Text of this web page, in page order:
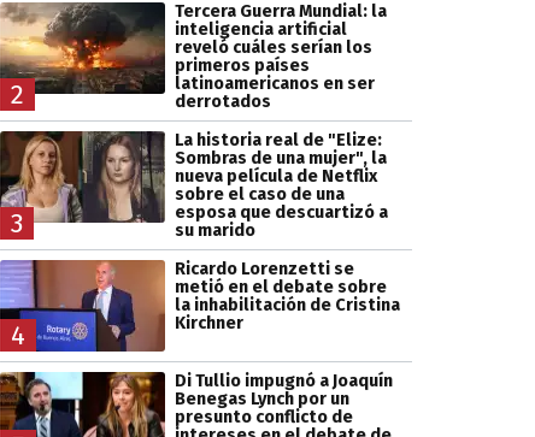
2
Tercera Guerra Mundial: la
inteligencia artificial
reveló cuáles serían los
primeros países
latinoamericanos en ser
derrotados
3
La historia real de "Elize:
Sombras de una mujer", la
nueva película de Netflix
sobre el caso de una
esposa que descuartizó a
su marido
4
Ricardo Lorenzetti se
metió en el debate sobre
la inhabilitación de Cristina
Kirchner
Di Tullio impugnó a Joaquín
Benegas Lynch por un
presunto conflicto de